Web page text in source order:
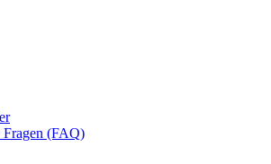
Fragen (FAQ)